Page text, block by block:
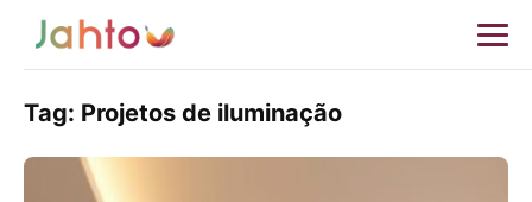
Tag: Projetos de iluminação